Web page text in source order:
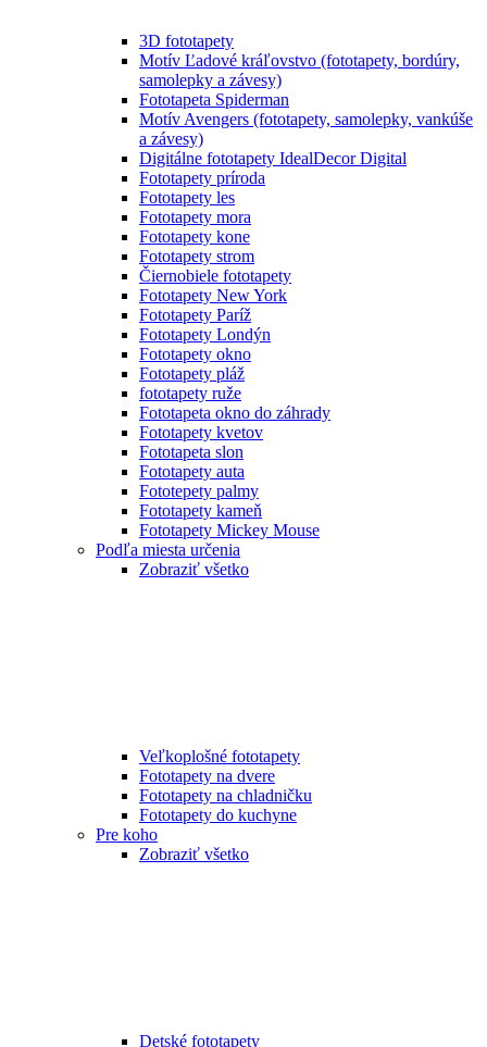
3D fototapety
Motív Ľadové kráľovstvo (fototapety, bordúry,
samolepky a závesy)
Fototapeta Spiderman
Motív Avengers (fototapety, samolepky, vankúše
a závesy)
Digitálne fototapety IdealDecor Digital
Fototapety príroda
Fototapety les
Fototapety mora
Fototapety kone
Fototapety strom
Čiernobiele fototapety
Fototapety New York
Fototapety Paríž
Fototapety Londýn
Fototapety okno
Fototapety pláž
fototapety ruže
Fototapeta okno do záhrady
Fototapety kvetov
Fototapeta slon
Fototapety auta
Fototepety palmy
Fototapety kameň
Fototapety Mickey Mouse
Podľa miesta určenia
Zobraziť všetko
Veľkoplošné fototapety
Fototapety na dvere
Fototapety na chladničku
Fototapety do kuchyne
Pre koho
Zobraziť všetko
Detské fototapety